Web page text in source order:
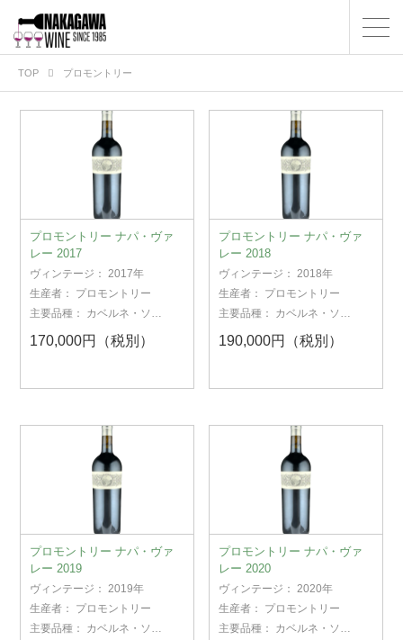
TOP プロモントリー
プロモントリー ナパ・ヴァ
レー 2017
ヴィンテージ：2017年
生産者： プロモントリー
主要品種： カベルネ・ソー
170,000円（税別）
プロモントリー ナパ・ヴァ
レー 2018
ヴィンテージ：2018年
生産者： プロモントリー
主要品種： カベルネ・ソー
190,000円（税別）
プロモントリー ナパ・ヴァ
レー 2019
ヴィンテージ：2019年
生産者： プロモントリー
主要品種： カベルネ・ソー
プロモントリー ナパ・ヴァ
レー 2020
ヴィンテージ：2020年
生産者： プロモントリー
主要品種： カベルネ・ソー